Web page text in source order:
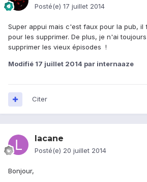
Posté(e) 17 juillet 2014
Super appui mais c'est faux pour la pub, il
pour les supprimer. De plus, je n'ai
supprimer les vieux épisodes !
Modifié 17 juillet 2014 par internaaze
Citer
lacane
Posté(e) 20 juillet 2014
Bonjour,